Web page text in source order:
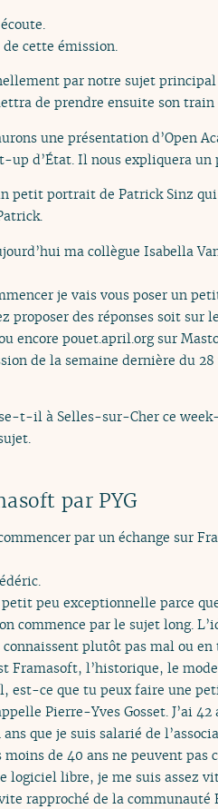
cette émission.
par notre sujet
de prendre ensuite son train
une présentation d’Open
d’État. Il nous expliquera un
petit portrait de Patrick Sinz
ma collègue Isabella
je vais vous poser un
proposer des réponses soit
encore pouet.april.org sur
de la semaine dernière du
t-il à Selles-sur-Cher ce
par PYG
par un échange sur
peu exceptionnelle parce
commence par le sujet long.
plutôt pas mal ou
Framasoft, l’historique, le
est-ce que tu peux faire une
Pierre-Yves Gosset. J’ai
que je suis salarié de
moins de 40 ans ne peuvent
logiciel libre, je me suis assez
rapproché de la